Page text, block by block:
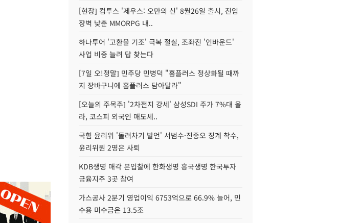
[현장] 컴투스 '제우스: 오만의 신' 8월26일 출시, 진입
장벽 낮춘 MMORPG 내..
하나투어 '고환율 기조' 극복 절실, 조좌진 '인바운드'
사업 비중 늘려 답 찾는다
[7일 오!정말] 민주당 민병덕 "홈플러스 정상화될 때까
지 장바구니에 홈플러스 담아달라"
[오늘의 주목주] '2차전지 강세' 삼성SDI 주가 7%대 올
라, 코스피 외국인 매도세..
국힘 윤리위 '돌려차기 발언' 서범수·진종오 징계 착수,
윤리위원 2명은 사퇴
KDB생명 매각 본입찰에 한화생명 흥국생명 한국투자
금융지주 3곳 참여
가스공사 2분기 영업이익 6753억으로 66.9% 늘어, 민
수용 미수금은 13.5조